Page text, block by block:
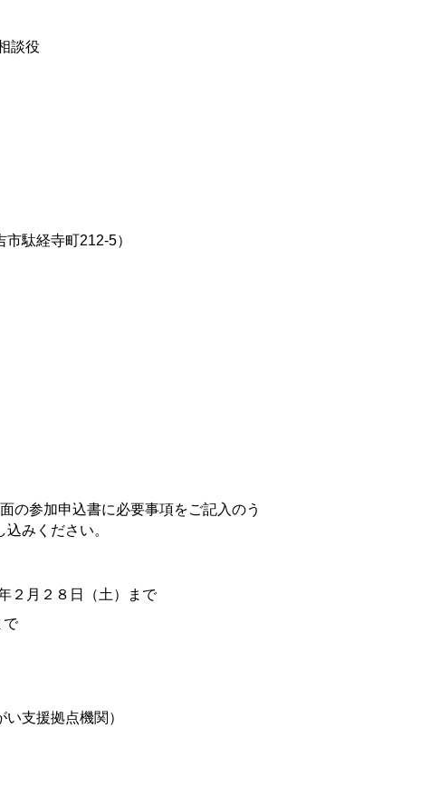
談役
駄経寺町212-5）
の参加申込書に必要事項をご記入のう
みください。
２月２８日（土）まで
で
支援拠点機関）